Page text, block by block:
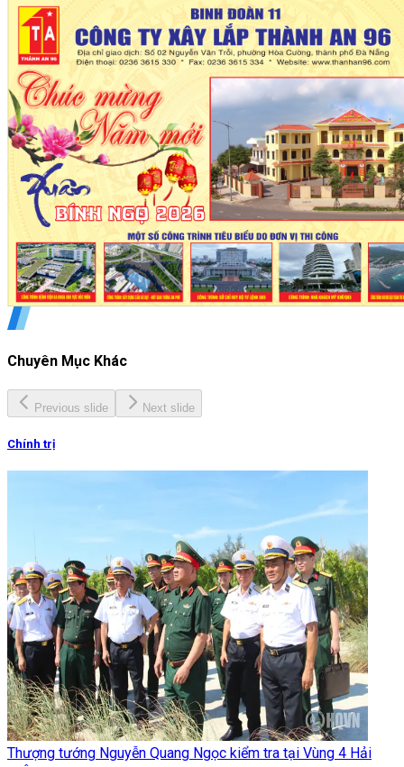
Chuyên Mục Khác
Previous slide Next slide
Chính trị
Thượng tướng Nguyễn Quang Ngọc kiểm tra tại Vùng 4 Hải